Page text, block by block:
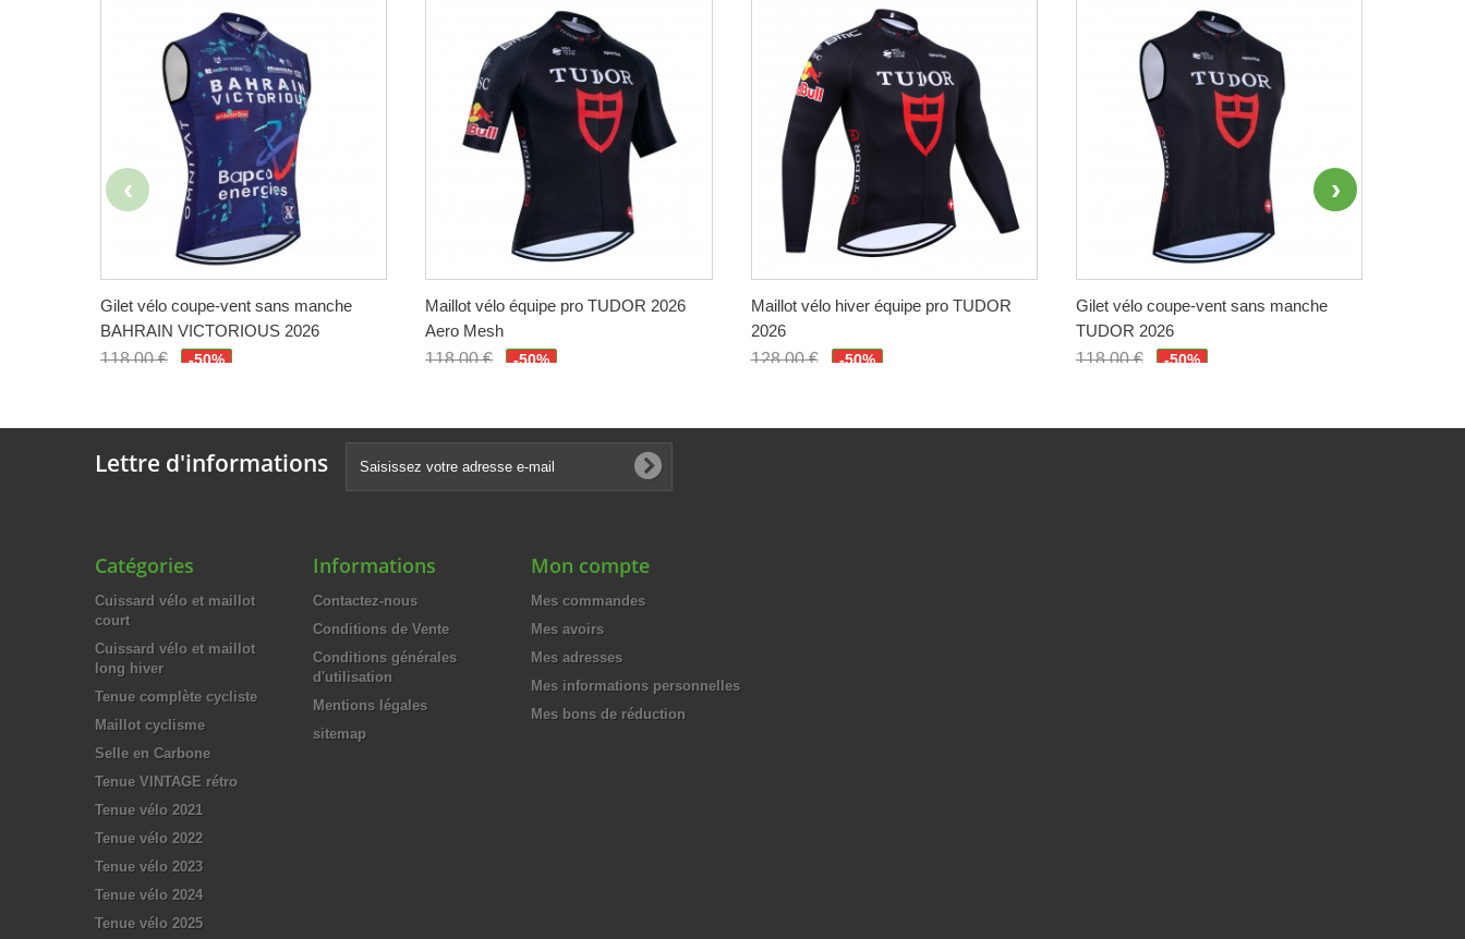
Gilet vélo coupe-vent sans manche
BAHRAIN VICTORIOUS 2026
118,00 €
-50%
Maillot vélo équipe pro TUDOR 2026
Aero Mesh
118,00 €
-50%
Maillot vélo hiver équipe pro TUDOR
2026
128,00 €
-50%
Gilet vélo coupe-vent sans manche
TUDOR 2026
118,00 €
-50%
Lettre d'informations
Catégories
Cuissard vélo et maillot
court
Cuissard vélo et maillot
long hiver
Tenue complète cycliste
Maillot cyclisme
Selle en Carbone
Tenue VINTAGE rétro
Tenue vélo 2021
Tenue vélo 2022
Tenue vélo 2023
Tenue vélo 2024
Tenue vélo 2025
Informations
Contactez-nous
Conditions de Vente
Conditions générales
d'utilisation
Mentions légales
sitemap
Mon compte
Mes commandes
Mes avoirs
Mes adresses
Mes informations personnelles
Mes bons de réduction